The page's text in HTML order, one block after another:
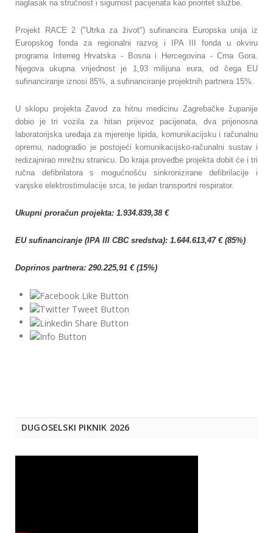
naglasak na stručnost i sigurnost pacijenata kao prioritet službe.
Projekt RACE 2 ("Utrka za život") sufinancira Europska unija iz
Europskog fonda za regionalni razvoj i IPA III fonda u okviru
programa Interreg Hrvatska - Bosna i Hercegovina - Crna Gora.
Njegova ukupna vrijednost je 1,93 milijuna eura, od čega EU
sufinanciranje iznosi 85%, a sufinanciranje projektnih partnera 15%.
U sklopu projekta Zavod za hitnu medicinu Zagrebačke županije
dobio je tri vozila za hitan prijevoz pacijenata, dva prijenosna
laboratorijska uređaja za mjerenje lipida, komunikacijsku i računalnu
opremu, nadogradio je postojeći komunikacijsko-računalni sustav i
redizajnirao mrežnu stranicu. Do kraja provedbe projekta dobit će i tri
ručna defibrilatora s mogućnošću sinkronizirane defibrilacije i
vanjske elektrostimulacije srca, te jedan transportni respirator.
Ukupni proračun projekta: 1.934.839,38 €
EU sufinanciranje (IPA III CBC sredstva): 1.644.613,47 € (85%)
Doprinos partnera: 290.225,91 € (15%)
DUGOSELSKI PIKNIK 2026